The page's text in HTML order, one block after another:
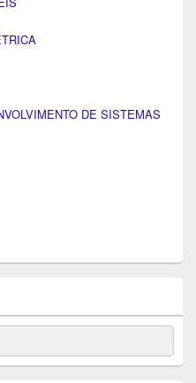
DE SISTEMAS